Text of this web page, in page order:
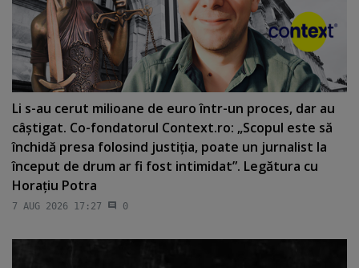
Li s-au cerut milioane de euro într-un proces, dar au
câştigat. Co-fondatorul Context.ro: „Scopul este să
închidă presa folosind justiţia, poate un jurnalist la
început de drum ar fi fost intimidat”. Legătura cu
Horaţiu Potra
7 AUG 2026 17:27 0